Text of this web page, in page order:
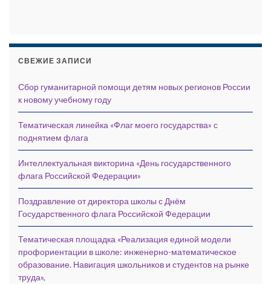
СВЕЖИЕ ЗАПИСИ
Сбор гуманитарной помощи детям новых регионов России
к новому учебному году
Тематическая линейка «Флаг моего государства» с
поднятием флага
Интеллектуальная викторина «День государственного
флага Российской Федерации»
Поздравление от директора школы с Днём
Государственного флага Российской Федерации
Тематическая площадка «Реализация единой модели
профориентации в школе: инженерно-математическое
образование. Навигация школьников и студентов на рынке
труда»,